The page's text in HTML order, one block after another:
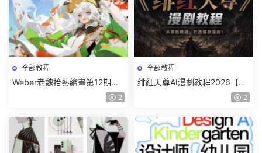
全部教程
Weber老魏拾藝繪畫第12期角
色特訓班【畫質不錯隻有視
2
全部教程
绯紅天尊AI漫劇教程2026【畫
2